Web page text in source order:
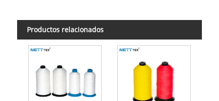
Productos relacionados